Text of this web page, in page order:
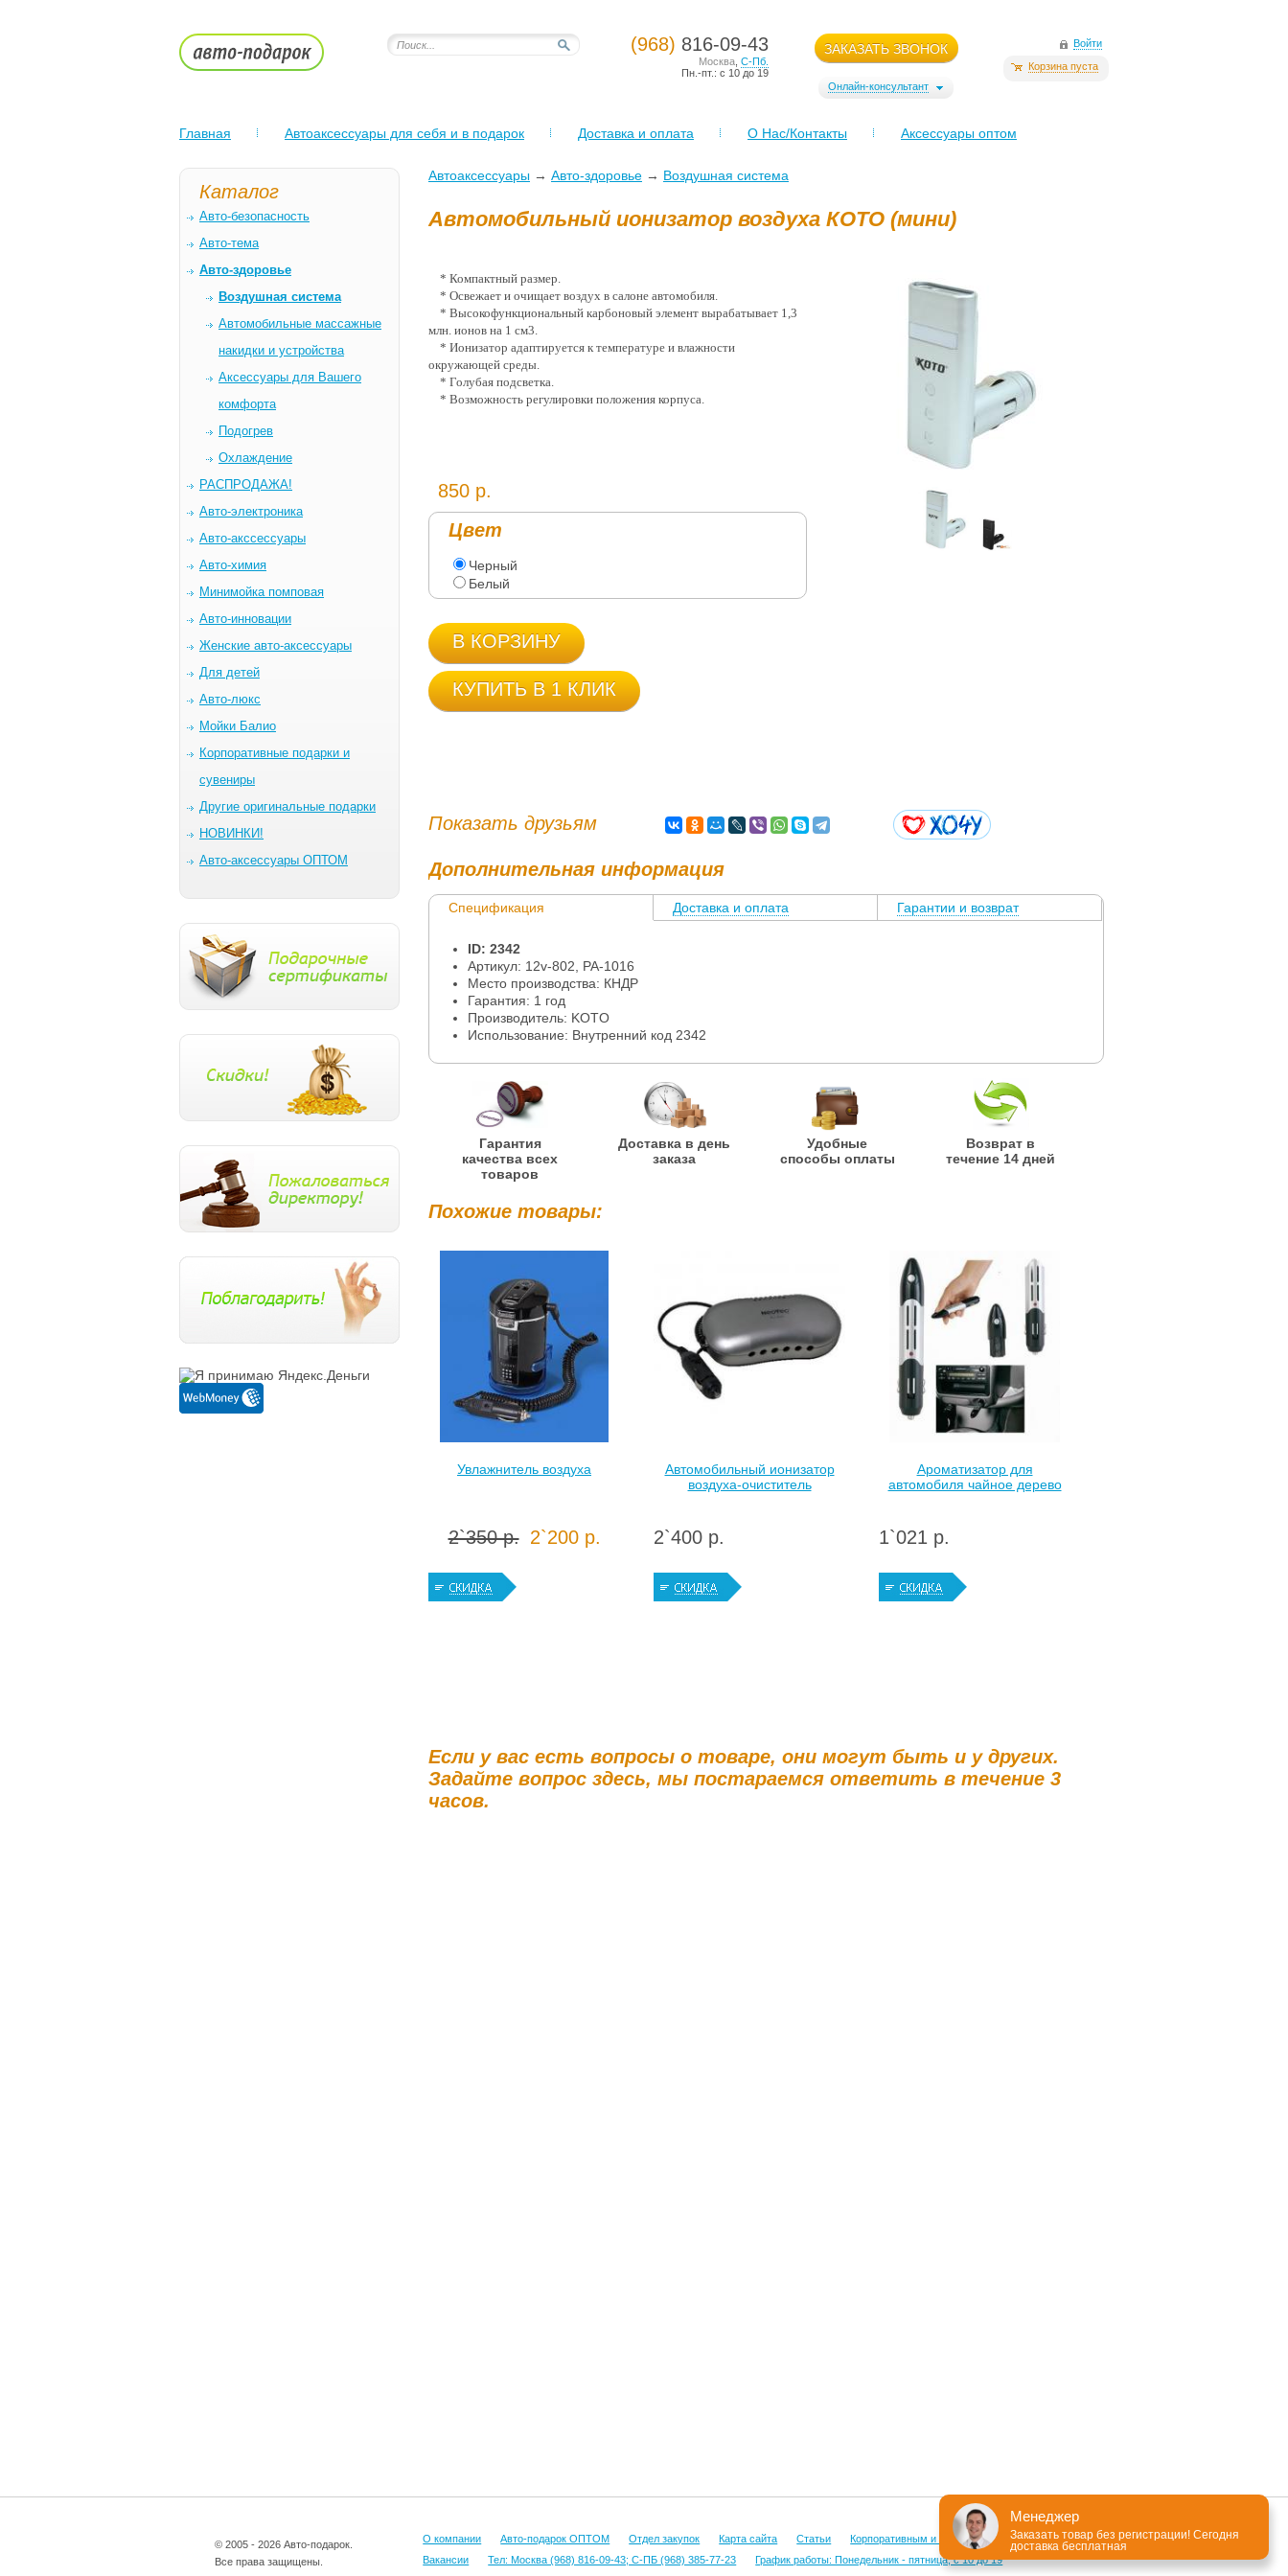
(968) 816-09-43
Москва С-Пб.
Пн.-пт.: с 10 до 19
ЗАКАЗАТЬ ЗВОНОК
Онлайн-консультант
Войти
Корзина пуста
Главная Автоаксессуары для себя и в подарок Доставка и оплата О Нас/Контакты Аксессуары оптом
Каталог
Авто-безопасность
Авто-тема
Авто-здоровье
Воздушная система
Автомобильные массажные
накидки и устройства
Аксессуары для Вашего
комфорта
Подогрев
Охлаждение
РАСПРОДАЖА!
Авто-электроника
Авто-акссессуары
Авто-химия
Минимойка помповая
Авто-инновации
Женские авто-аксессуары
Для детей
Авто-люкс
Мойки Балио
Корпоративные подарки и
сувениры
Другие оригинальные подарки
НОВИНКИ!
Авто-аксессуары ОПТОМ
Автоаксессуары → Авто-здоровье → Воздушная система
Автомобильный ионизатор воздуха КОТО (мини)
* Компактный размер.
* Освежает и очищает воздух в салоне автомобиля.
* Высокофункциональный карбоновый элемент вырабатывает 1,3
млн. ионов на 1 см3.
* Ионизатор адаптируется к температуре и влажности
окружающей среды.
* Голубая подсветка.
* Возможность регулировки положения корпуса.
850 р.
Цвет
Черный
Белый
В КОРЗИНУ
КУПИТЬ В 1 КЛИК
Показать друзьям
Дополнительная информация
Спецификация Доставка и оплата
Гарантии и возврат
ID: 2342
Артикул: 12v-802, PA-1016
Место производства: КНДР
Гарантия: 1 год
Производитель: KOTO
Использование: Внутренний код 2342
Гарантия
качества всех
товаров
Доставка в день
заказа
Удобные
способы оплаты
Возврат в
течение 14 дней
Похожие товары:
Увлажнитель воздуха
2`350 р. 2`200 р.
Автомобильный ионизатор
воздуха-очиститель
2`400 р.
Ароматизатор для
автомобиля чайное дерево
1`021 р.
Если у вас есть вопросы о товаре, они могут быть и у других.
Задайте вопрос здесь, мы постараемся ответить в течение 3
часов.
© 2005 - 2026 Авто-подарок.
Все права защищены.
О компании Авто-подарок ОПТОМ Отдел закупок Карта сайта Статьи
Корпоративным и оптовым клиентам
Вакансии
Тел: Москва (968) 816-09-43; С-ПБ (968) 385-77-23 График работы: Понедельник - пятница, с 10 до 19
Менеджер
Заказать товар без регистрации! Сегодня
доставка бесплатная